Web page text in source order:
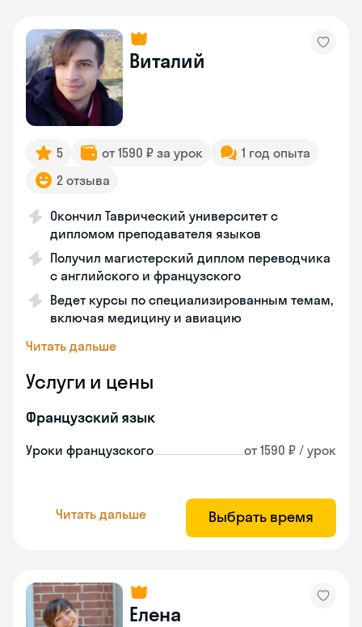
Виталий
5 от 1590 ₽ за урок
1 год опыта
2 отзыва
Окончил Таврический университет с
дипломом преподавателя языков
Получил магистерский диплом переводчика
с английского и французского
Ведет курсы по специализированным темам,
включая медицину и авиацию
Читать дальше
Услуги и цены
Французский язык
Уроки французского от 1590 ₽ / урок
Читать дальше Выбрать время
Елена